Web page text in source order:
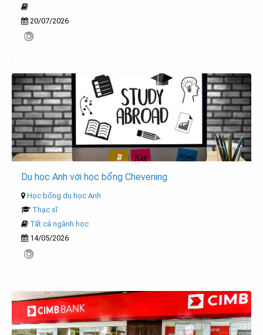
20/07/2026
Du học Anh với học bổng Chevening
Học bổng du học Anh
Thạc sĩ
Tất cả ngành học
14/05/2026